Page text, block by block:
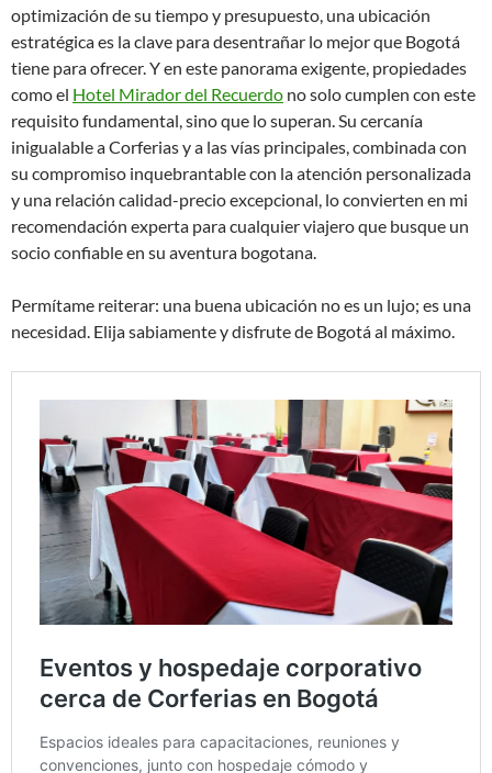
optimización de su tiempo y presupuesto, una ubicación
estratégica es la clave para desentrañar lo mejor que Bogotá
tiene para ofrecer. Y en este panorama exigente, propiedades
como el Hotel Mirador del Recuerdo no solo cumplen con este
requisito fundamental, sino que lo superan. Su cercanía
inigualable a Corferias y a las vías principales, combinada con
su compromiso inquebrantable con la atención personalizada
y una relación calidad-precio excepcional, lo convierten en mi
recomendación experta para cualquier viajero que busque un
socio confiable en su aventura bogotana.
Permítame reiterar: una buena ubicación no es un lujo; es una
necesidad. Elija sabiamente y disfrute de Bogotá al máximo.